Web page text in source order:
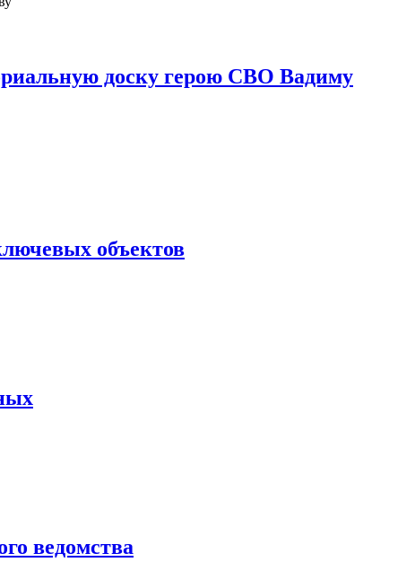
доску герою СВО Вадиму
объектов
ведомства